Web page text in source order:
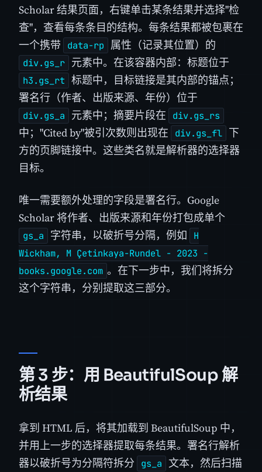
Scholar 结果页面，右键单击某条结果并选择"检
查"，查看每条条目的结构。每条结果都被包裹在
一个携带
data-rp 属性（记录其位置）的
div.gs_r 元素中。在该容器内部：标题位于
h3.gs_rt 标题中，目标链接是其内部的锚点；
署名行（作者、出版来源、年份）位于
div.gs_a 元素中；摘要片段在 div.gs_rs
中；"Cited by"被引次数则出现在 div.gs_fl 下
方的页脚链接中。这些类名就是解析器的选择器
目标。
唯一需要额外处理的字段是署名行。Google
Scholar 将作者、出版来源和年份打包成单个
gs_a 字符串，以破折号分隔，例如
H
Wickham, M Çetinkaya-Rundel - 2023 -
books.google.com 。在下一步中，我们将拆分
这个字符串，分别提取这三部分。
第 3 步：用 BeautifulSoup 解
析结果
拿到 HTML 后，将其加载到 BeautifulSoup 中，
并用上一步的选择器提取每条结果。署名行解析
器以破折号为分隔符拆分
gs_a
文本，然后扫描